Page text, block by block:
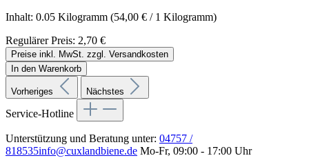
Inhalt: 0.05 Kilogramm (54,00 € / 1 Kilogramm)
Regulärer Preis: 2,70 €
Preise inkl. MwSt. zzgl. Versandkosten
In den Warenkorb
Vorheriges Nächstes
Service-Hotline
Unterstützung und Beratung unter: 04757 /
818535info@cuxlandbiene.de Mo-Fr, 09:00 - 17:00 Uhr